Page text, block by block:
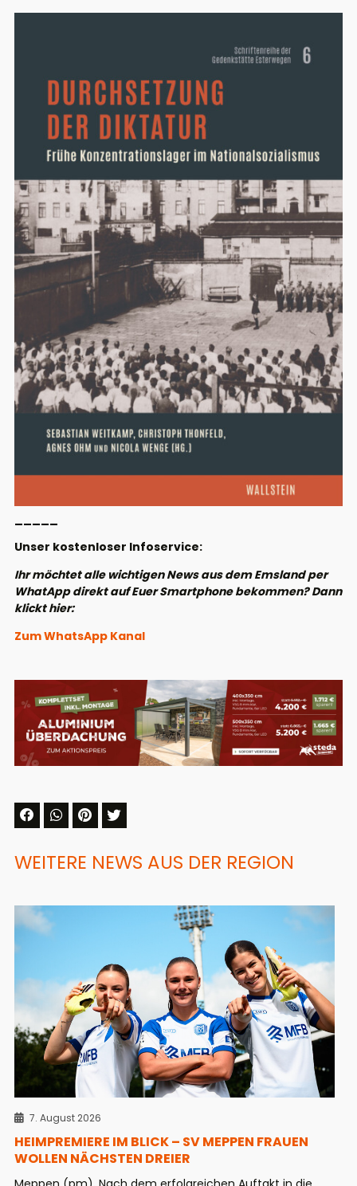
Unser kostenloser Infoservice:
Ihr möchtet alle wichtigen News aus dem Emsland per
WhatApp direkt auf Euer Smartphone bekommen? Dann
klickt hier:
Zum WhatsApp Kanal
WEITERE NEWS AUS DER REGION
7. August 2026
HEIMPREMIERE IM BLICK – SV MEPPEN FRAUEN
WOLLEN NÄCHSTEN DREIER